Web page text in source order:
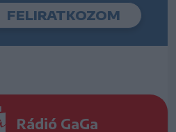
Rádió GaGa